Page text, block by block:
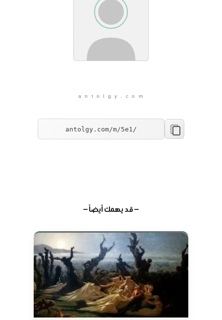
a n t o l g y . c o m
— قد يهمك أيضاً —